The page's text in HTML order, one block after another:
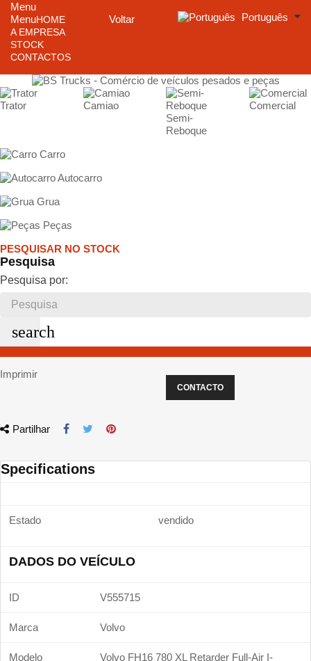
Menu
Menu
Voltar
HOME
A EMPRESA
STOCK
CONTACTOS
Português
Trator
Camiao
Semi-
Reboque
Comercial
Carro
Autocarro
Grua
Peças
PESQUISAR NO STOCK
Pesquisa
Pesquisa por:
search
Imprimir
CONTACTO
Partilhar
Specifications
Estado vendido
DADOS DO VEÍCULO
ID V555715
Marca Volvo
Modelo
Volvo FH16 780 XL Retarder Full-Air I-